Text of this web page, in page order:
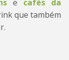
e cafés da
que também